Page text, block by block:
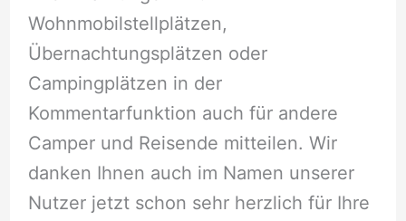
Wohnmobilstellplätzen,
Übernachtungsplätzen oder
Campingplätzen in der
Kommentarfunktion auch für andere
Camper und Reisende mitteilen. Wir
danken Ihnen auch im Namen unserer
Nutzer jetzt schon sehr herzlich für Ihre